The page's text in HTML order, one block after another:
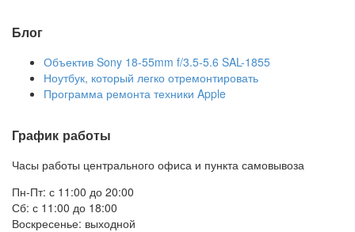
Блог
Объектив Sony 18-55mm f/3.5-5.6 SAL-1855
Ноутбук, который легко отремонтировать
Программа ремонта техники Apple
График работы
Часы работы центрального офиса и пункта самовывоза
Пн-Пт: с 11:00 до 20:00
Сб: с 11:00 до 18:00
Воскресенье: выходной